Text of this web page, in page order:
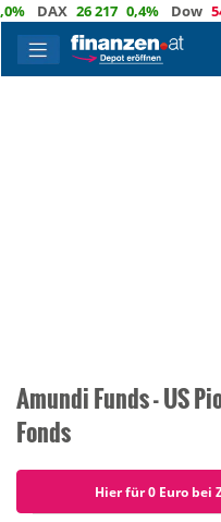
DAX 26 217 0,4% Dow 54
Amundi Funds - US
Fonds
Hier für 0 Euro bei